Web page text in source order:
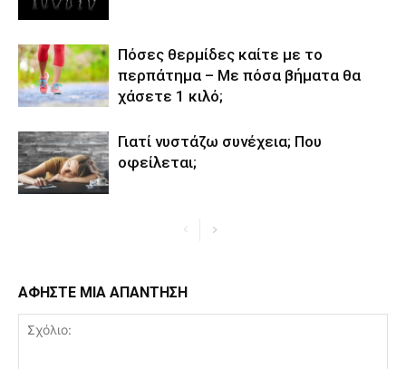
Πόσες θερμίδες καίτε με το
περπάτημα – Με πόσα βήματα θα
χάσετε 1 κιλό;
Γιατί νυστάζω συνέχεια; Που
οφείλεται;
ΑΦΗΣΤΕ ΜΙΑ ΑΠΑΝΤΗΣΗ